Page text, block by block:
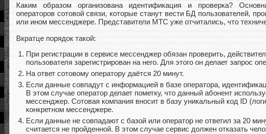
Каким образом организована идентификация и проверка?
операторов сотовой связи, которые станут вести БД пользователей,
или ином мессенджере. Представители МТС уже отчитались, что
Вкратце порядок такой:
При регистрации в сервисе мессенджер обязан проверить,
пользователя зарегистрирован на него. Для этого он делает запрос
На ответ сотовому оператору даётся 20 минут.
Если данные совпадут с информацией в базе оператора,
В этом случае оператор делает пометку, что данный абонент
мессенджер. Сотовая компания вносит в базу уникальный код ID
конкретном мессенджере.
Если данные не совпадают с базой или оператор не ответил за 20
считается не пройденной. В этом случае сервис должен отказать